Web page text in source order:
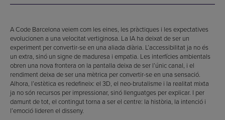
A Code Barcelona veiem com les eines, les pràctiques i les expectatives
evolucionen a una velocitat vertiginosa. La IA ha deixat de ser un
experiment per convertir-se en una aliada diària. L’accessibilitat ja no és
un extra, sinó un signe de maduresa i empatia. Les interfícies ambientals
obren una nova frontera on la pantalla deixa de ser l’únic canal, i el
rendiment deixa de ser una mètrica per convertir-se en una sensació.
Alhora, l’estètica es redefineix: el 3D, el neo-brutalisme i la realitat mixta
ja no són recursos per impressionar, sinó llenguatges per explicar. I per
damunt de tot, el contingut torna a ser el centre: la història, la intenció i
l’emoció lideren el disseny.